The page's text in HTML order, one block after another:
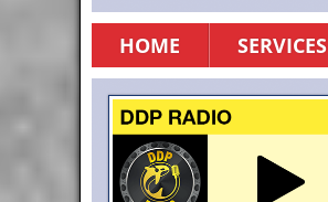
HOME SERVICES